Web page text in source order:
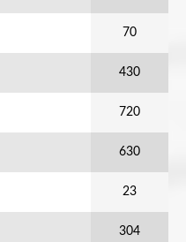
70
430
720
630
23
304